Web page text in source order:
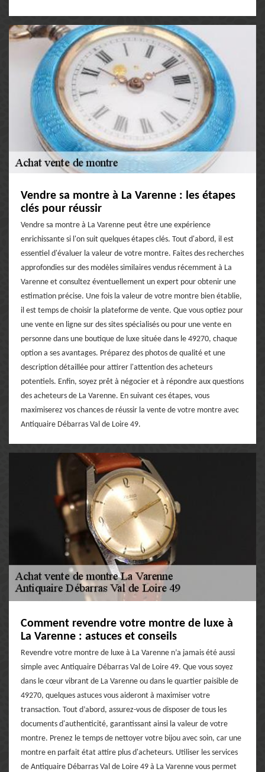
Vendre sa montre à La Varenne : les étapes
clés pour réussir
Vendre sa montre à La Varenne peut être une expérience
enrichissante si l'on suit quelques étapes clés. Tout d'abord, il est
essentiel d'évaluer la valeur de votre montre. Faites des recherches
approfondies sur des modèles similaires vendus récemment à La
Varenne et consultez éventuellement un expert pour obtenir une
estimation précise. Une fois la valeur de votre montre bien établie,
il est temps de choisir la plateforme de vente. Que vous optiez pour
une vente en ligne sur des sites spécialisés ou pour une vente en
personne dans une boutique de luxe située dans le 49270, chaque
option a ses avantages. Préparez des photos de qualité et une
description détaillée pour attirer l'attention des acheteurs
potentiels. Enfin, soyez prêt à négocier et à répondre aux questions
des acheteurs de La Varenne. En suivant ces étapes, vous
maximiserez vos chances de réussir la vente de votre montre avec
Antiquaire Débarras Val de Loire 49.
Comment revendre votre montre de luxe à
La Varenne : astuces et conseils
Revendre votre montre de luxe à La Varenne n’a jamais été aussi
simple avec Antiquaire Débarras Val de Loire 49. Que vous soyez
dans le cœur vibrant de La Varenne ou dans le quartier paisible de
49270, quelques astuces vous aideront à maximiser votre
transaction. Tout d’abord, assurez-vous de disposer de tous les
documents d'authenticité, garantissant ainsi la valeur de votre
montre. Prenez le temps de nettoyer votre bijou avec soin, car une
montre en parfait état attire plus d'acheteurs. Utiliser les services
de Antiquaire Débarras Val de Loire 49 à La Varenne vous permet